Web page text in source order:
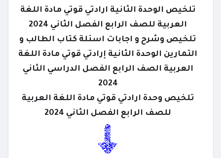
تلخيص الوحدة الثانية ارادتي قوتي مادة اللغة
العربية للصف الرابع الفصل الثاني 2024
تلخيص وشرح و اجابات اسئلة كتاب الطالب و
التمارين الوحدة الثانية إرادتي قوتي مادة اللغة
العربية الصف الرابع الفصل الدراسي الثاني
2024
تلخيص وحدة ارادتي قوتي مادة اللغة العربية
للصف الرابع الفصل الثاني 2024